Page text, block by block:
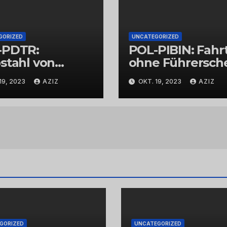
von
2023 AZIZ
UNCATEGORIZED
POL-PIBIN:
ohne
und unter
von Drogen
OKT. 19, 2023 AZIZ
UNCATEGORIZED